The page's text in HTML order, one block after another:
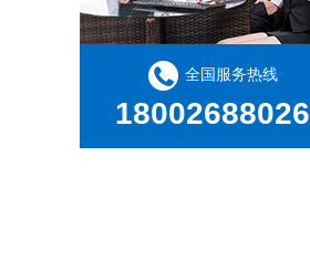
全国服务热线
18002688026